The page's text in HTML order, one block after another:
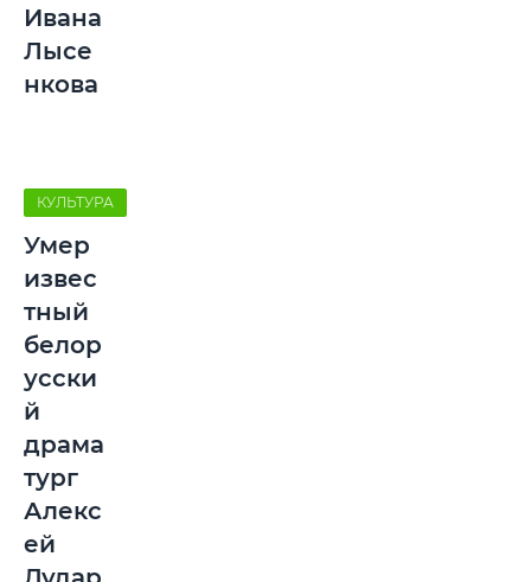
Ивана
Лысе
нкова
КУЛЬТУРА
Умер
извес
тный
белор
усски
й
драма
тург
Алекс
ей